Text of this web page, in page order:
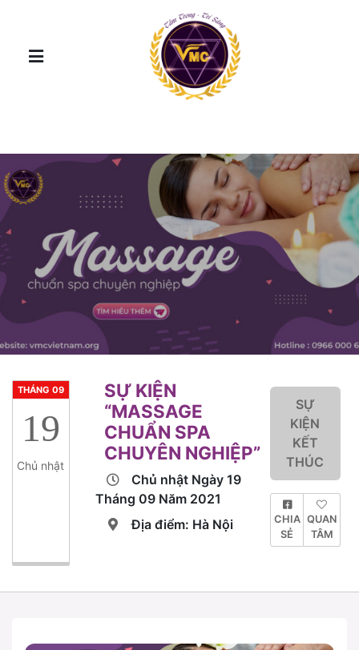
THÁNG 09
19
Chủ nhật
SỰ KIỆN
“MASSAGE
CHUẨN SPA
CHUYÊN NGHIỆP”
Chủ nhật Ngày 19
Tháng 09 Năm 2021
Địa điểm: Hà Nội
SỰ
KIỆN
KẾT
THÚC
CHIA
SẺ
QUAN
TÂM